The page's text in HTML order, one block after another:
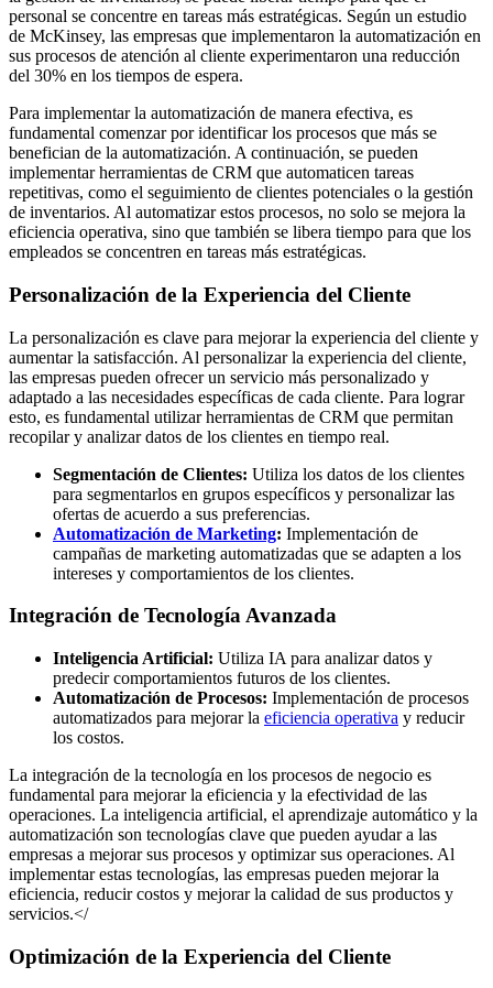
personal se concentre en tareas más estratégicas. Según un estudio
de McKinsey, las empresas que implementaron la automatización en
sus procesos de atención al cliente experimentaron una reducción
del 30% en los tiempos de espera.
Para implementar la automatización de manera efectiva, es
fundamental comenzar por identificar los procesos que más se
benefician de la automatización. A continuación, se pueden
implementar herramientas de CRM que automaticen tareas
repetitivas, como el seguimiento de clientes potenciales o la gestión
de inventarios. Al automatizar estos procesos, no solo se mejora la
eficiencia operativa, sino que también se libera tiempo para que los
empleados se concentren en tareas más estratégicas.
Personalización de la Experiencia del Cliente
La personalización es clave para mejorar la experiencia del cliente y
aumentar la satisfacción. Al personalizar la experiencia del cliente,
las empresas pueden ofrecer un servicio más personalizado y
adaptado a las necesidades específicas de cada cliente. Para lograr
esto, es fundamental utilizar herramientas de CRM que permitan
recopilar y analizar datos de los clientes en tiempo real.
Segmentación de Clientes: Utiliza los datos de los clientes
para segmentarlos en grupos específicos y personalizar las
ofertas de acuerdo a sus preferencias.
Automatización de Marketing: Implementación de
campañas de marketing automatizadas que se adapten a los
intereses y comportamientos de los clientes.
Integración de Tecnología Avanzada
Inteligencia Artificial: Utiliza IA para analizar datos y
predecir comportamientos futuros de los clientes.
Automatización de Procesos: Implementación de procesos
automatizados para mejorar la eficiencia operativa y reducir
los costos.
La integración de la tecnología en los procesos de negocio es
fundamental para mejorar la eficiencia y la efectividad de las
operaciones. La inteligencia artificial, el aprendizaje automático y la
automatización son tecnologías clave que pueden ayudar a las
empresas a mejorar sus procesos y optimizar sus operaciones. Al
implementar estas tecnologías, las empresas pueden mejorar la
eficiencia, reducir costos y mejorar la calidad de sus productos y
servicios.</
Optimización de la Experiencia del Cliente